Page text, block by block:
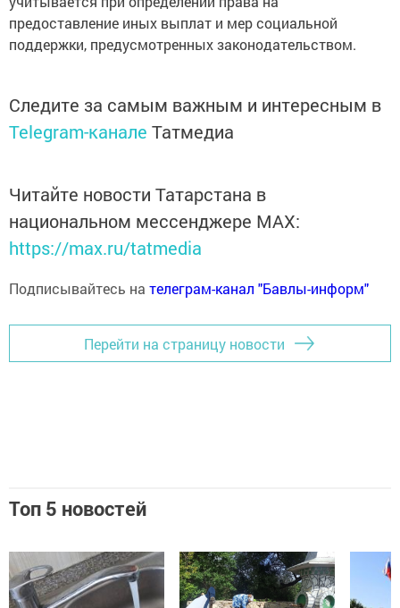
предоставление иных выплат и мер социальной
поддержки, предусмотренных законодательством.
Следите за самым важным и интересным в
Telegram-канале Татмедиа
Читайте новости Татарстана в
национальном мессенджере MАХ:
https://max.ru/tatmedia
Подписывайтесь на телеграм-канал "Бавлы-информ"
Перейти на страницу новости
Топ 5 новостей